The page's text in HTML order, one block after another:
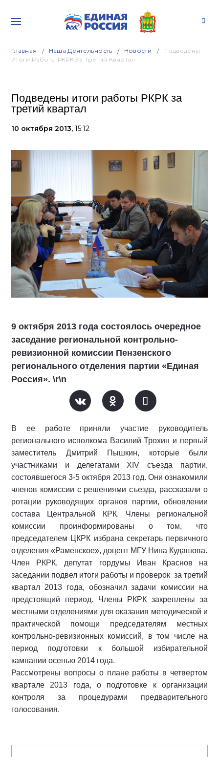
Главная Наша Деятельность Новости
Подведены
Итоги Работы РКРК За Третий Квартал
Подведены итоги работы РКРК за
третий квартал
10 октября 2013, 15:12
9 октября 2013 года состоялось очередное
заседание региональной контрольно-
ревизионной комиссии Пензенского
регионального отделения партии «Единая
Россия». \r\n
В ее работе приняли участие руководитель
регионального исполкома Василий Трохин и первый
заместитель Дмитрий Пышкин, которые были
участниками и делегатами XIV съезда партии,
состоявшегося 3-5 октября 2013 год. Они ознакомили
членов комиссии с решениями съезда, рассказали о
ротации руководящих органов партии, обновлении
состава Центральной КРК. Члены региональной
комиссии проинформированы о том, что
председателем ЦКРК избрана секретарь первичного
отделения «Раменское», доцент МГУ Нина Кудашова.
Член РКРК, депутат гордумы Иван Краснов на
заседании подвел итоги работы и проверок за третий
квартал 2013 года, обозначил задачи комиссии на
предстоящий период. Члены РКРК закреплены за
местными отделениями для оказания методической и
практической помощи председателям местных
контрольно-ревизионных комиссий, в том числе на
период подготовки к большой избирательной
кампании осенью 2014 года.
Рассмотрены вопросы о плане работы в четвертом
квартале 2013 года, о подготовке к организации
контроля за процедурами предварительного
голосования.